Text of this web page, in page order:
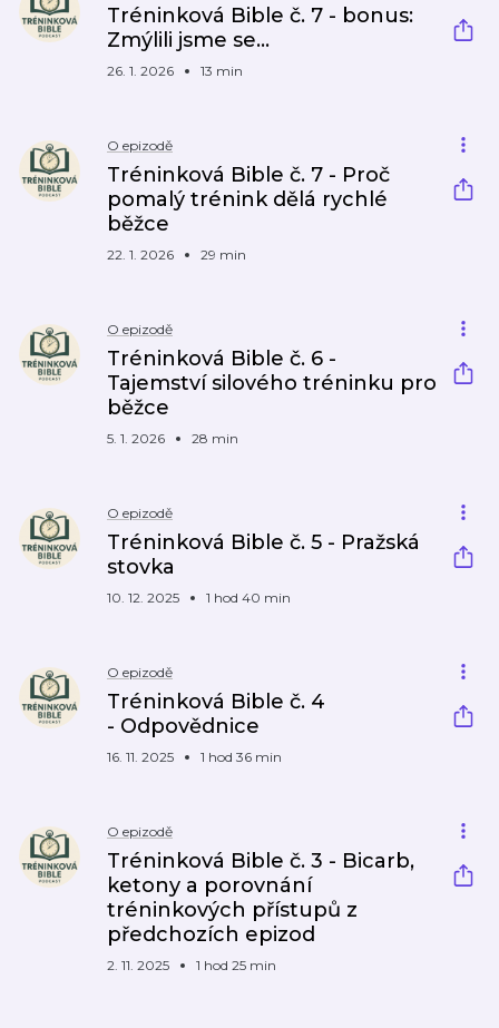
Tréninková Bible č. 7 - bonus:
Zmýlili jsme se…
26. 1. 2026 13 min
O epizodě
Tréninková Bible č. 7 - Proč
pomalý trénink dělá rychlé
běžce
22. 1. 2026 29 min
O epizodě
Tréninková Bible č. 6 -
Tajemství silového tréninku pro
běžce
5. 1. 2026 28 min
O epizodě
Tréninková Bible č. 5 - Pražská
stovka
10. 12. 2025 1 hod 40 min
O epizodě
Tréninková Bible č. 4
- Odpovědnice
16. 11. 2025 1 hod 36 min
O epizodě
Tréninková Bible č. 3 - Bicarb,
ketony a porovnání
tréninkových přístupů z
předchozích epizod
2. 11. 2025 1 hod 25 min